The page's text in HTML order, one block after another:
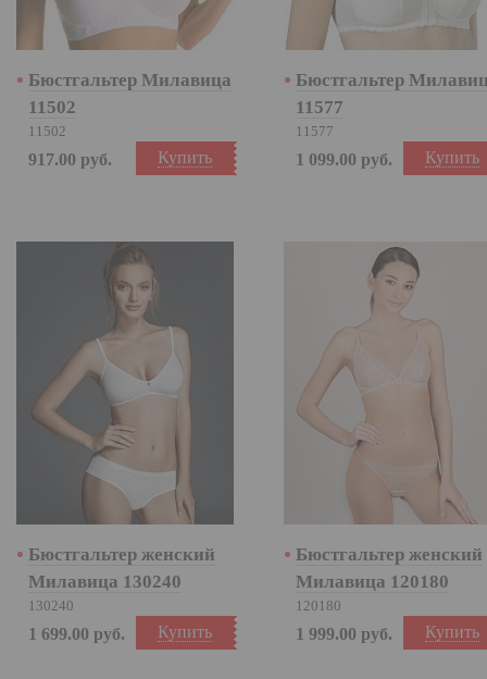
Бюстгальтер Милавица
11502
11502
Купить
917.00 руб.
Бюстгальтер
11577
11577
Купить
1 099.00 руб.
Бюстгальтер женский
Милавица 130240
130240
Купить
1 699.00 руб.
Бюстгальтер женский
Милавица 120180
120180
Купить
1 999.00 руб.